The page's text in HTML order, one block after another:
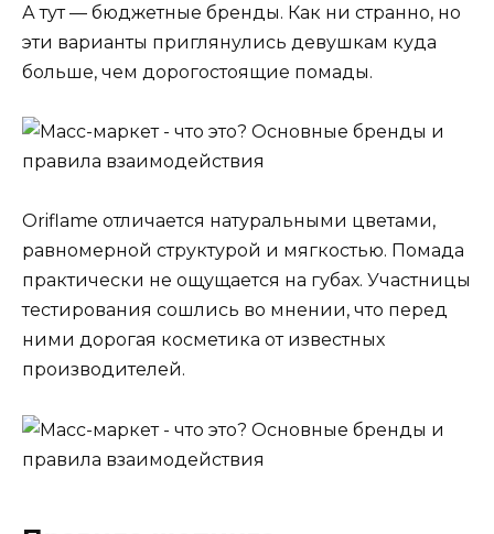
А тут — бюджетные бренды. Как ни странно, но
эти варианты приглянулись девушкам куда
больше, чем дорогостоящие помады.
Oriflame отличается натуральными цветами,
равномерной структурой и мягкостью. Помада
практически не ощущается на губах. Участницы
тестирования сошлись во мнении, что перед
ними дорогая косметика от известных
производителей.